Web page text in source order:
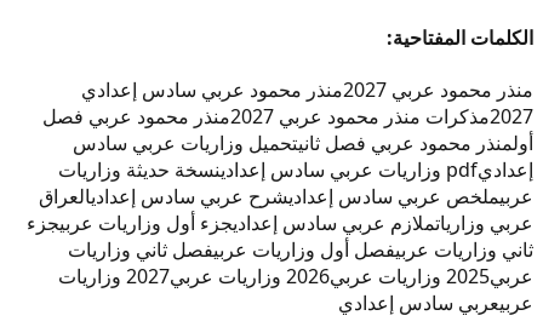
الكلمات المفتاحية:
منذر محمود عربي 2027
منذر محمود عربي سادس إعدادي
2027مذكرات منذر محمود عربي 2027
منذر محمود عربي فصل
أولمنذر محمود عربي فصل ثانيتحميل وزاريات عربي سادس
إعداديpdf وزاريات عربي سادس إعدادي
نسخة حديثة وزاريات
عربيملخص عربي سادس إعداديشرح عربي سادس إعداديالعراق
عربي وزارياتملازم عربي سادس إعداديجزء أول وزاريات عربيجزء
ثاني وزاريات عربيفصل أول وزاريات عربيفصل ثاني وزاريات
عربي2025 وزاريات عربي 2026 وزاريات عربي
2027 وزاريات
عربيعربي سادس إعدادي